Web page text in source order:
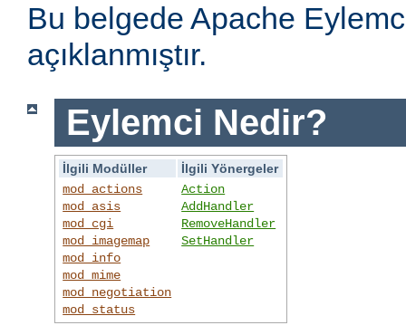
Bu belgede Apache
açıklanmıştır.
Eylemci Nedir?
İlgili Modüller
İlgili Yönergeler
mod_actions
mod_asis
mod_cgi
mod_imagemap
mod_info
mod_mime
mod_negotiation
mod_status
Action
AddHandler
RemoveHandler
SetHandler